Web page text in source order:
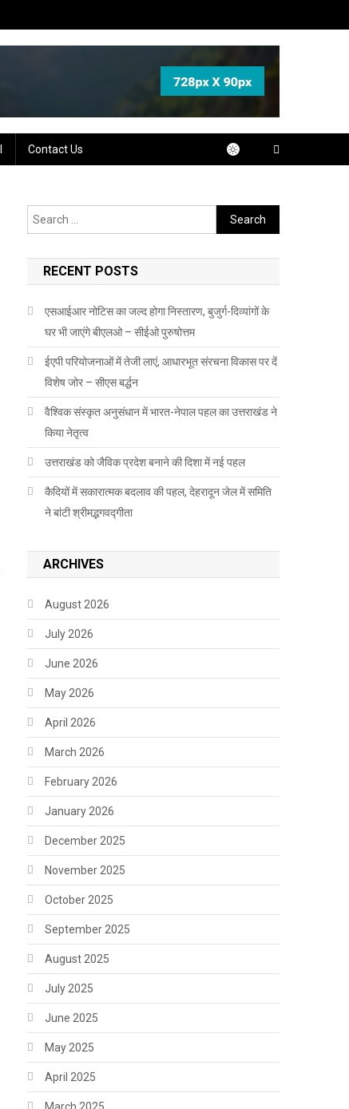
Contact Us
Search
for:
RECENT POSTS
एसआईआर नोटिस का जल्द होगा निस्तारण, बुजुर्ग-दिव्यांगों के
घर भी जाएंगे बीएलओ – सीईओ पुरुषोत्तम
ईएपी परियोजनाओं में तेजी लाएं, आधारभूत संरचना विकास पर दें
विशेष जोर – सीएस बर्द्धन
वैश्विक संस्कृत अनुसंधान में भारत-नेपाल पहल का उत्तराखंड ने
किया नेतृत्व
उत्तराखंड को जैविक प्रदेश बनाने की दिशा में नई पहल
कैदियों में सकारात्मक बदलाव की पहल, देहरादून जेल में समिति
ने बांटी श्रीमद्भगवद्गीता
ARCHIVES
August 2026
July 2026
June 2026
May 2026
April 2026
March 2026
February 2026
January 2026
December 2025
November 2025
October 2025
September 2025
August 2025
July 2025
June 2025
May 2025
April 2025